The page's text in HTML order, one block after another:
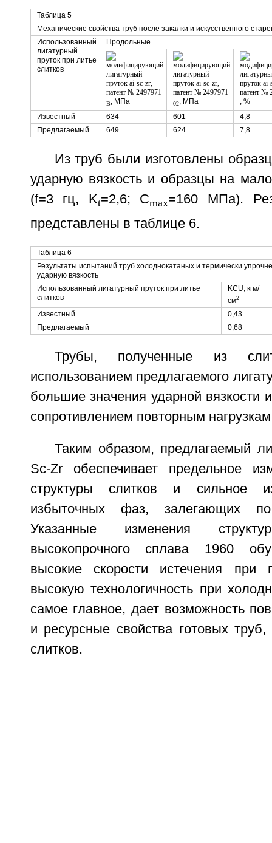
Таблица 5
Механические свойства труб после закалки и искусственного
Использованный
лигатурный
пруток при литье
слитков
Продольные
B, МПа 02, МПа
, %
Известный
634 601
4,8
Предлагаемый
649 624 7,8
Из труб были изготовлены
ударную вязкость и образцы на
(f=3 гц, Kt=2,6; Cmax=160 МПа).
представлены в таблице 6.
Таблица 6
Результаты испытаний труб холоднокатаных и термически
ударную вязкость
Использованный лигатурный пруток при литье
слитков
KCU, кгм/
см2
Известный
0,43
Предлагаемый
0,68
Трубы, полученные из
использованием предлагаемого
большие значения ударной
сопротивлением повторным
Таким образом, предлагаемый
Sc-Zr обеспечивает предельное
структуры слитков и сильное
избыточных фаз, залегающих
Указанные изменения
высокопрочного сплава 1960
высокие скорости истечения при
высокую технологичность при
самое главное, дает возможность
и ресурсные свойства готовых
слитков.